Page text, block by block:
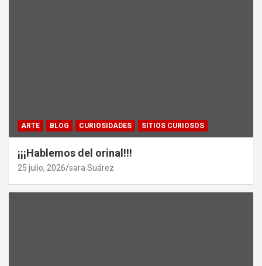
ARTE BLOG CURIOSIDADES SITIOS CURIOSOS
¡¡¡Hablemos del orinal!!!
25 julio, 2026 sara Suárez